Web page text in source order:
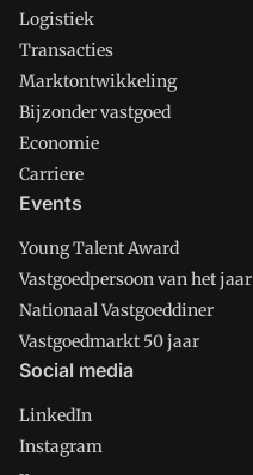
Logistiek
Transacties
Marktontwikkeling
Bijzonder vastgoed
Economie
Carriere
Events
Young Talent Award
Vastgoedpersoon van het jaar
Nationaal Vastgoeddiner
Vastgoedmarkt 50 jaar
Social media
LinkedIn
Instagram